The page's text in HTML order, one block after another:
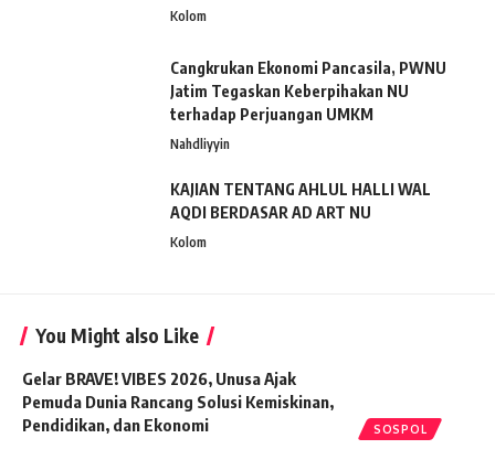
Kolom
Cangkrukan Ekonomi Pancasila, PWNU
Jatim Tegaskan Keberpihakan NU
terhadap Perjuangan UMKM
Nahdliyyin
KAJIAN TENTANG AHLUL HALLI WAL
AQDI BERDASAR AD ART NU
Kolom
You Might also Like
SOSPOL
Gelar BRAVE! VIBES 2026, Unusa Ajak
Pemuda Dunia Rancang Solusi Kemiskinan,
Pendidikan, dan Ekonomi